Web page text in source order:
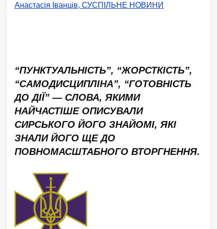
Анастасія Іванців, СУСПІЛЬНЕ НОВИНИ
“ПУНКТУАЛЬНІСТЬ”, “ЖОРСТКІСТЬ”,
“САМОДИСЦИПЛІНА”, “ГОТОВНІСТЬ
ДО ДІЇ” — СЛОВА, ЯКИМИ
НАЙЧАСТІШЕ ОПИСУВАЛИ
СИРСЬКОГО ЙОГО ЗНАЙОМІ, ЯКІ
ЗНАЛИ ЙОГО ЩЕ ДО
ПОВНОМАСШТАБНОГО ВТОРГНЕННЯ.